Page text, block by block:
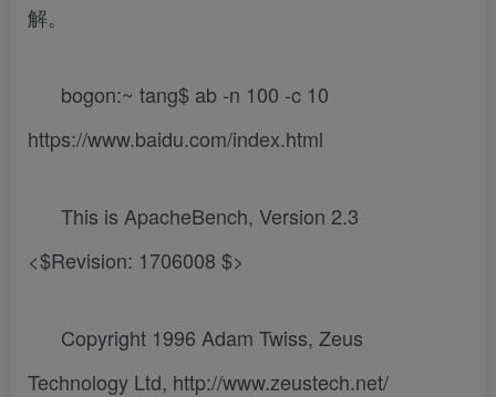
解。
bogon:~ tang$ ab -n 100 -c 10
https://www.baidu.com/index.html
This is ApacheBench, Version 2.3
<$Revision: 1706008 $>
Copyright 1996 Adam Twiss, Zeus
Technology Ltd, http://www.zeustech.net/